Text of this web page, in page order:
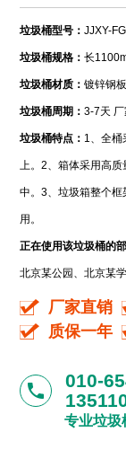
垃圾桶型号：JJXY-
垃圾桶规格：长
垃圾桶材质：镀锌钢板
垃圾桶周期：3-7天
垃圾桶特点： 1、全桶
上。2、箱体采用高
中。3、垃圾箱整个
用。
正在使用该垃圾桶的
北京某公园、北京某
厂家直销
质保一年
phone
010-
专业垃圾